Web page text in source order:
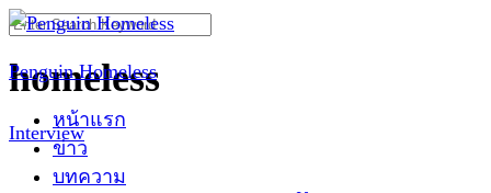
Skip
content
Penguin Homeless
หน้าแรก
ข่าว
บทความ
Search
homeless
Interview